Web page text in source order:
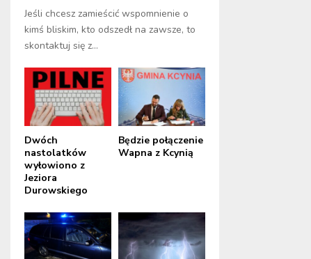
Jeśli chcesz zamieścić wspomnienie o
kimś bliskim, kto odszedł na zawsze, to
skontaktuj się z...
Dwóch
nastolatków
wyłowiono z
Jeziora
Durowskiego
Będzie połączenie
Wapna z Kcynią